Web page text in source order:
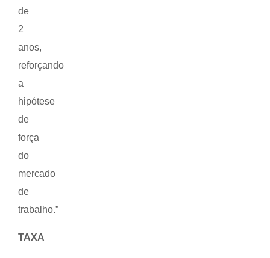
de
2
anos,
reforçando
a
hipótese
de
força
do
mercado
de
trabalho.”
TAXA